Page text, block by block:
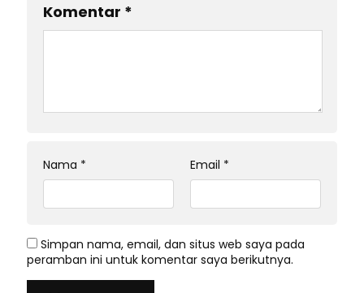
Komentar *
Nama * Email *
Simpan nama, email, dan situs web saya pada
peramban ini untuk komentar saya berikutnya.